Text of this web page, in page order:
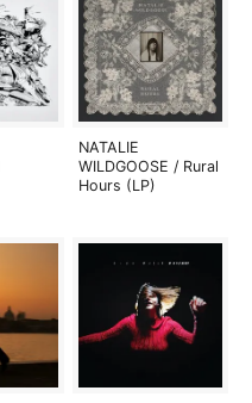
NATALIE
WILDGOOSE / Rural
Hours (LP)